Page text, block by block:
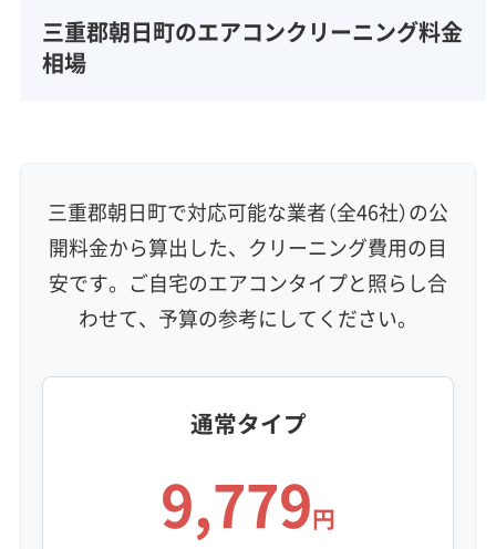
完全分解洗浄 部分クリーニング
実績10年以上
資格保有スタッフ
エコ洗剤使用
アレルギー対策
ハウスダスト除去
地域密着型
フランチャイズ
利便性・サービス (12)
定額料金 複数台割引 初回割引
定期メンテナンス
三重郡朝日町のエアコンクリーニング料金
相場
三重郡朝日町で対応可能な業者（全46社）の公
開料金から算出した、クリーニング費用の目
安です。ご自宅のエアコンタイプと照らし合
わせて、予算の参考にしてください。
通常タイプ
9,779円